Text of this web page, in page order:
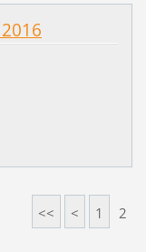
<< < 1 2